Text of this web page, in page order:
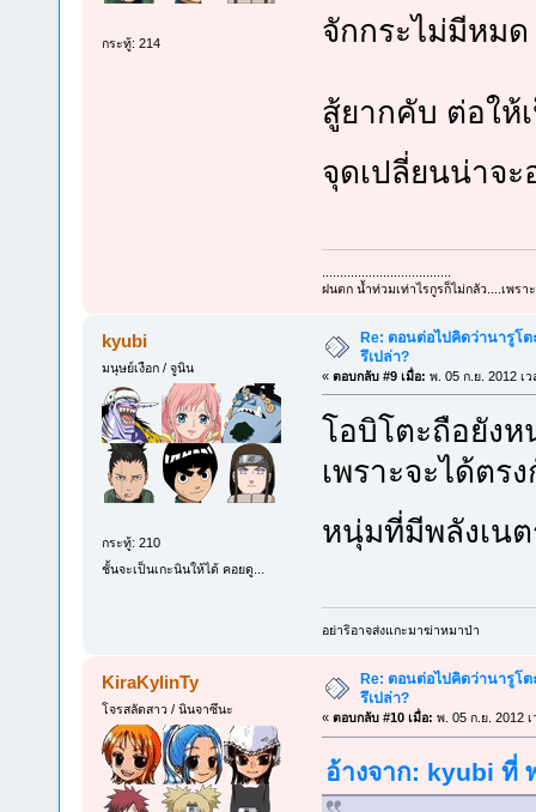
กระทู้: 214
จักกระไม่มีหมด
สู้ยากคับ ต่อให้
จุดเปลี่ยนน่าจ
ฝนตก น้ำท่วมเท่าไรกูรก็ไม่กลัว....เพรา
kyubi
มนุษย์เงือก / จูนิน
กระทู้: 210
ชั้นจะเป็นเกะนินให้ได้ คอยดู...
Re: ตอนต่อไปคิดว่านารูโต
รึเปล่า?
« ตอบกลับ #9 เมื่อ: พ. 05 ก.ย. 2012 เ
โอบิโตะถือยัง
เพราะจะได้ตร
หนุ่มที่มีพลังเน
อย่าริอาจส่งแกะมาฆ่าหมาป่า
KiraKylinTy
โจรสลัดสาว / นินจาซึนะ
Re: ตอนต่อไปคิดว่านารูโ
รึเปล่า?
« ตอบกลับ #10 เมื่อ: พ. 05 ก.ย. 2012
อ้างจาก: kyubi ที่